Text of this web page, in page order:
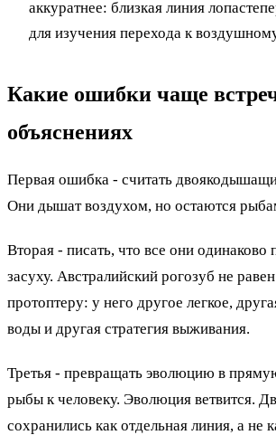
аккуратнее: близкая линия
для изучения перехода к
Какие ошибки чаще
объяснениях
Первая ошибка - считать
Они дышат воздухом, но остаются
Вторая - писать, что все они одинаково
засуху. Австралийский рогозуб не
протоптеру: у него другое легкое,
воды и другая стратегия выживания.
Третья - превращать эволюцию в
рыбы к человеку. Эволюция ветвится.
сохранились как отдельная линия, а не